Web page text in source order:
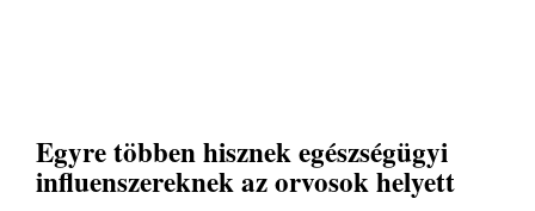
Egyre többen hisznek egészségügyi
influenszereknek az orvosok helyett